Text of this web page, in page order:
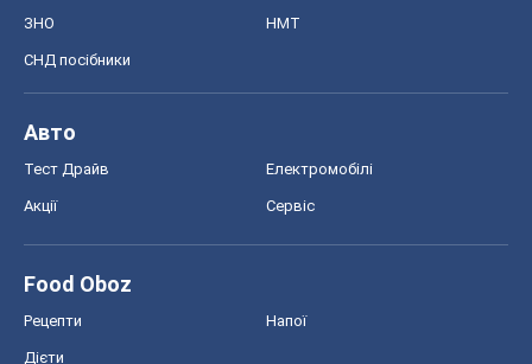
ЗНО НМТ
СНД посібники
Авто
Тест Драйв Електромобілі
Акції Сервіс
Food Oboz
Рецепти Напої
Дієти